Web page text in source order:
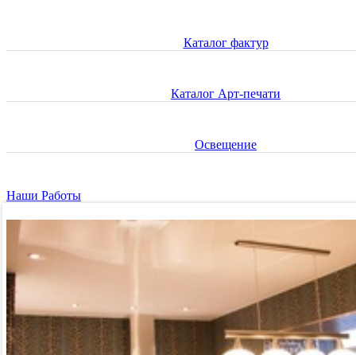
Каталог фактур
Каталог Арт-печати
Освещение
Наши Работы